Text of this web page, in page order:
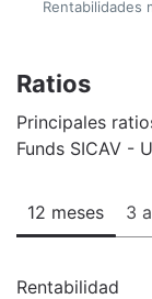
Rentabilidades
Ratios
Principales
Funds SICAV -
12 meses 3
Rentabilidad